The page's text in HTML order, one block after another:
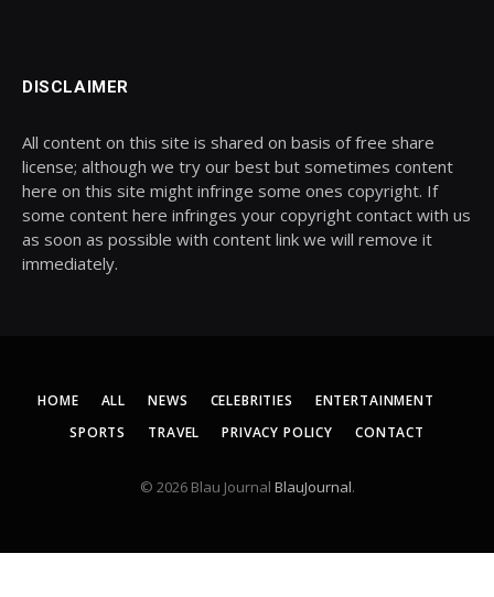
DISCLAIMER
All content on this site is shared on basis of free share
license; although we try our best but sometimes content
here on this site might infringe some ones copyright. If
some content here infringes your copyright contact with us
as soon as possible with content link we will remove it
immediately.
HOME ALL NEWS CELEBRITIES
ENTERTAINMENT
SPORTS
TRAVEL PRIVACY POLICY CONTACT
© 2026 Blau Journal BlauJournal.